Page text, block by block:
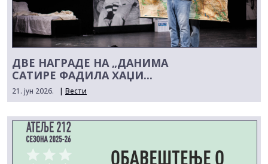
ДВЕ НАГРАДЕ НА „ДАНИМА
САТИРЕ ФАДИЛА ХАЏИ...
21. јун 2026. | Вести